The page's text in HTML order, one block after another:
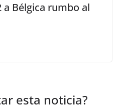
a Bélgica rumbo al
esta noticia?